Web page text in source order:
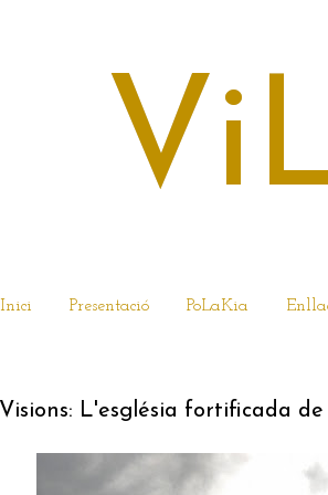
Inici Presentació PoLaKia
Visions: L'església fortificada